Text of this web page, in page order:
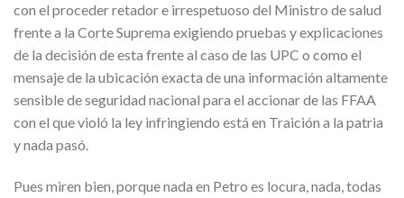
con el proceder retador e irrespetuoso del Ministro de salud
frente a la Corte Suprema exigiendo pruebas y explicaciones
de la decisión de esta frente al caso de las UPC o como el
mensaje de la ubicación exacta de una información altamente
sensible de seguridad nacional para el accionar de las FFAA
con el que violó la ley infringiendo está en Traición a la patria
y nada pasó.
Pues miren bien, porque nada en Petro es locura, nada, todas